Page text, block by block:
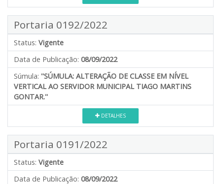
Portaria 0192/2022
Status: Vigente
Data de Publicação: 08/09/2022
Súmula: ''SÚMULA: ALTERAÇÃO DE CLASSE EM NÍVEL
VERTICAL AO SERVIDOR MUNICIPAL TIAGO MARTINS
GONTAR.''
DETALHES
Portaria 0191/2022
Status: Vigente
Data de Publicação: 08/09/2022